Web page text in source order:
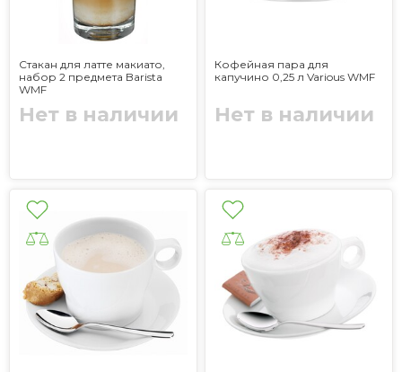
Стакан для латте макиато,
набор 2 предмета Barista
WMF
Нет в наличии
Кофейная пара для
капучино 0,25 л Various WMF
Нет в наличии